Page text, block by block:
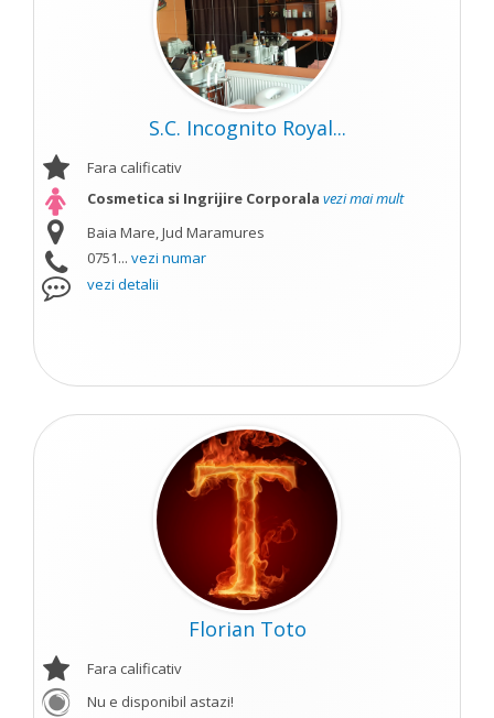
S.C. Incognito Royal...
Fara calificativ
Cosmetica si Ingrijire Corporala vezi mai mult
Baia Mare, Jud Maramures
0751... vezi numar
vezi detalii
Florian Toto
Fara calificativ
Nu e disponibil astazi!